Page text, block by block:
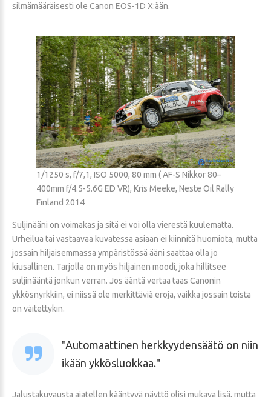
silmämääräisesti ole Canon EOS-1D X:ään.
1/1250 s, f/7,1, ISO 5000, 80 mm ( AF-S Nikkor 80–
400mm f/4.5-5.6G ED VR), Kris Meeke, Neste Oil Rally
Finland 2014
Suljinääni on voimakas ja sitä ei voi olla vierestä kuulematta.
Urheilua tai vastaavaa kuvatessa asiaan ei kiinnitä huomiota, mutta
jossain hiljaisemmassa ympäristössä ääni saattaa olla jo
kiusallinen. Tarjolla on myös hiljainen moodi, joka hillitsee
suljinääntä jonkun verran. Jos ääntä vertaa taas Canonin
ykkösnyrkkiin, ei niissä ole merkittäviä eroja, vaikka jossain toista
on väitettykin.
Automaattinen herkkyydensäätö on niin
ikään ykkösluokkaa.
Jalustakuvausta ajatellen kääntyvä näyttö olisi mukava lisä, mutta